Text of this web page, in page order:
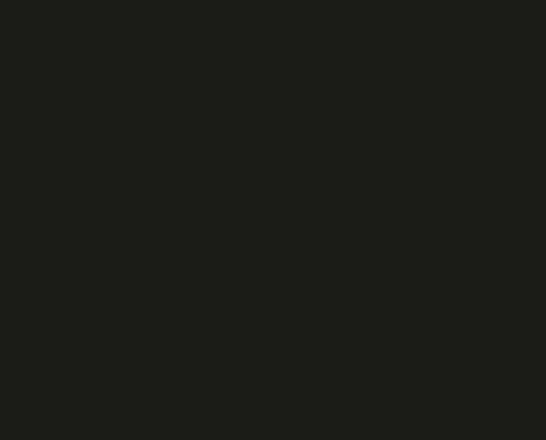
uma viagem longa
Cup.
A diretoria
ilustre, o
Januário desistiu.
com o rubro-
A diretoria